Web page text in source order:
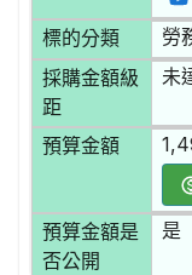
標的分類 勞
採購金額級
距
未
預算金額
預算金額是
否公開
是